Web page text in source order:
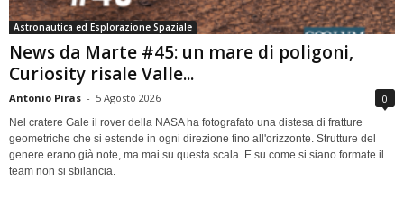
Astronautica ed Esplorazione Spaziale
News da Marte #45: un mare di poligoni,
Curiosity risale Valle...
Antonio Piras - 5 Agosto 2026 0
Nel cratere Gale il rover della NASA ha fotografato una distesa di fratture
geometriche che si estende in ogni direzione fino all'orizzonte. Strutture del
genere erano già note, ma mai su questa scala. E su come si siano formate il
team non si sbilancia.